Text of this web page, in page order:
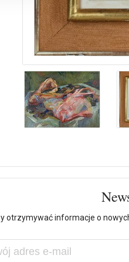
otrzymywać informacje o